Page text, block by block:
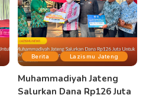
Berita Lazismu Jateng
Muhammadiyah Jateng
Salurkan Dana Rp126 Juta